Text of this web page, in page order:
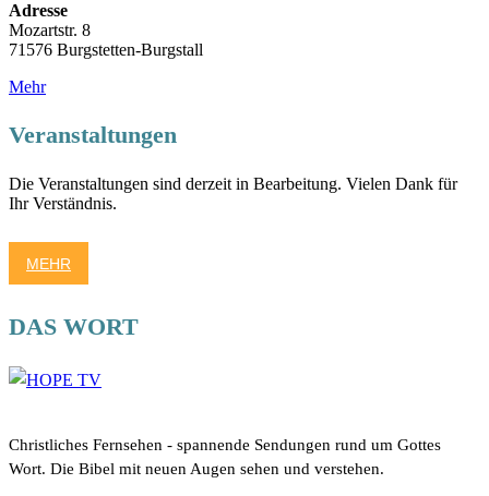
Adresse
Mozartstr. 8
71576 Burgstetten-Burgstall
Mehr
Veranstaltungen
Die Veranstaltungen sind derzeit in Bearbeitung. Vielen Dank für
Ihr Verständnis.
MEHR
DAS WORT
Christliches Fernsehen - spannende Sendungen rund um Gottes
Wort. Die Bibel mit neuen Augen sehen und verstehen.